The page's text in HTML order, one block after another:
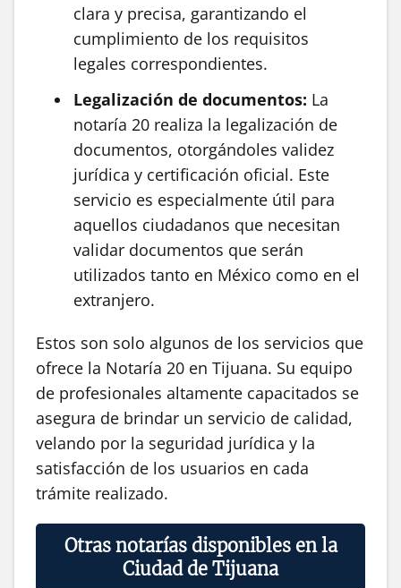
clara y precisa, garantizando el
cumplimiento de los requisitos
legales correspondientes.
Legalización de documentos: La
notaría 20 realiza la legalización de
documentos, otorgándoles validez
jurídica y certificación oficial. Este
servicio es especialmente útil para
aquellos ciudadanos que necesitan
validar documentos que serán
utilizados tanto en México como en el
extranjero.
Estos son solo algunos de los servicios que
ofrece la Notaría 20 en Tijuana. Su equipo
de profesionales altamente capacitados se
asegura de brindar un servicio de calidad,
velando por la seguridad jurídica y la
satisfacción de los usuarios en cada
trámite realizado.
Otras notarías disponibles en la
Ciudad de Tijuana